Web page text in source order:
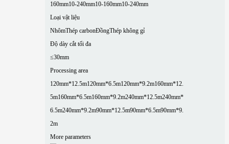
160mm10-240mm10-160mm10-240mm
Loại vật liệu
NhômThép carbonĐồngThép không gỉ
Độ dày cắt tối đa
≤30mm
Processing area
120mm*12.5m120mm*6.5m120mm*9.2m160mm*12.
5m160mm*6.5m160mm*9.2m240mm*12.5m240mm*
6.5m240mm*9.2m90mm*12.5m90mm*6.5m90mm*9.
2m
More parameters